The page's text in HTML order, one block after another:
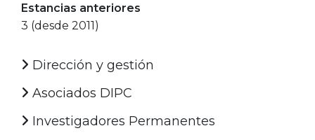
Estancias anteriores
3 (desde 2011)
Dirección y gestión
Asociados DIPC
Investigadores Permanentes